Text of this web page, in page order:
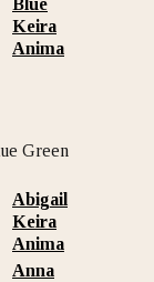
Blue
Keira
Anima
Green
Abigail
Keira
Anima
Anna